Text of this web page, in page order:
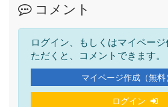
コメント
ログイン、もしくはマイペー
ただくと、コメントできます。
マイページ作成（無料
ログイン